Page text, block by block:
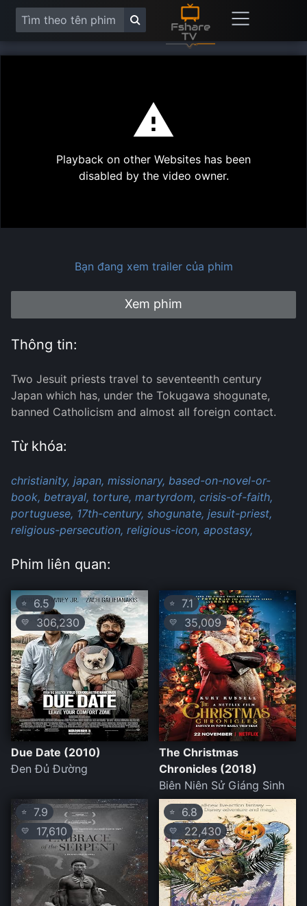
Play
Playback on other Websites has been
disabled by the video owner.
Bạn đang xem trailer của phim
Xem phim
Thông tin:
Two Jesuit priests travel to seventeenth century
Japan which has, under the Tokugawa shogunate,
banned Catholicism and almost all foreign contact.
Từ khóa:
christianity, japan, missionary, based-on-novel-or-
book, betrayal, torture, martyrdom, crisis-of-faith,
portuguese, 17th-century, shogunate, jesuit-priest,
religious-persecution, religious-icon, apostasy,
Phim liên quan:
⭐ 6.5
💛 306,230
Due Date (2010)
Đen Đủ Đường
⭐ 7.1
💛 35,009
The Christmas
Chronicles (2018)
Biên Niên Sử Giáng Sinh
⭐ 7.9
💛 17,610
⭐ 6.8
💛 22,430